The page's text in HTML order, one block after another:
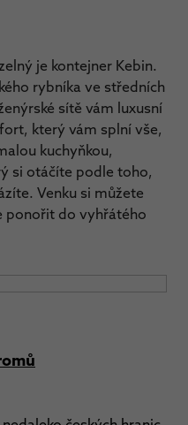
je kontejner Kebin.
rybníka ve středních
sítě vám luxusní
který vám splní vše,
kuchyňkou,
si otáčíte podle toho,
Venku si můžete
ponořit do vyhřátého